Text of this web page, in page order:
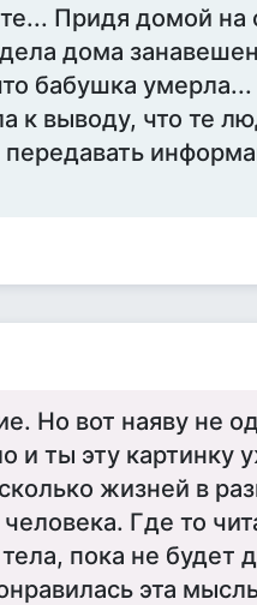
Придя домой
дома
бабушка
к выводу, что те
Но вот наяву не
и ты эту картинку
жизней в
Где то
пока не будет
эта